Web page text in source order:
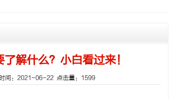
解什么？小白看过来！
间：2021-06-22 点击量：1599